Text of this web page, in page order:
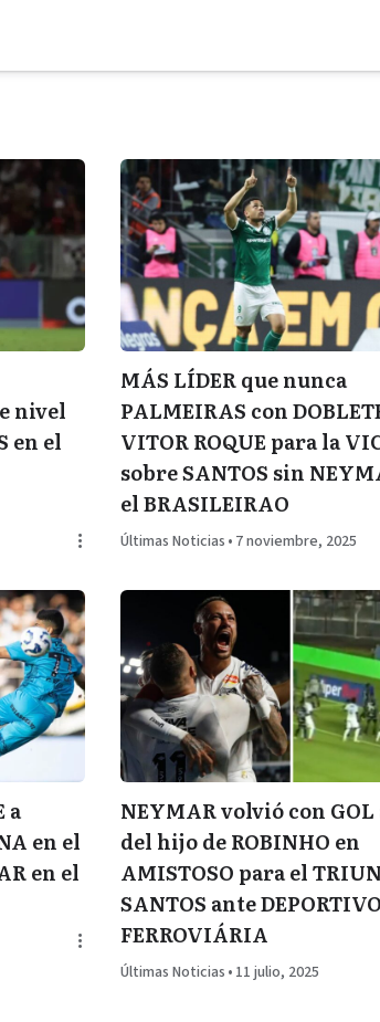
nivel
en el
MÁS LÍDER que nunca
PALMEIRAS con
VITOR ROQUE para la
sobre SANTOS sin
el BRASILEIRAO
Últimas Noticias • 7 noviembre, 2025
a
en el
en el
NEYMAR volvió con
del hijo de ROBINHO en
AMISTOSO para el
SANTOS ante DEPORTIVO
FERROVIÁRIA
Últimas Noticias • 11 julio, 2025